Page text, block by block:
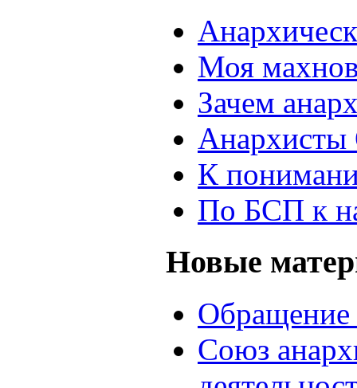
Моя
Зачем
Анархисты
К
По БСП к
Новые
Союз